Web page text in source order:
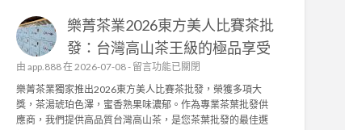
舒
適
耐
用
輕
鬆
拆
抗
機
能
布
與
高
獲
2
0
2
6
台
灣
樂菁茶業2026東方美人比賽茶批
發：台灣高山茶王級的極品享受
由 app.888在 2026-07-08 - 在
〈
樂
菁
茶
留言功能已關閉
樂菁茶業獨家推出2026東方美人比賽茶批發，榮獲多項大
獎，茶湯琥珀色澤，蜜香熟果味濃郁。作為專業茶葉批發供
應商，我們提供高品質台灣高山茶，是您茶葉批發的最佳選